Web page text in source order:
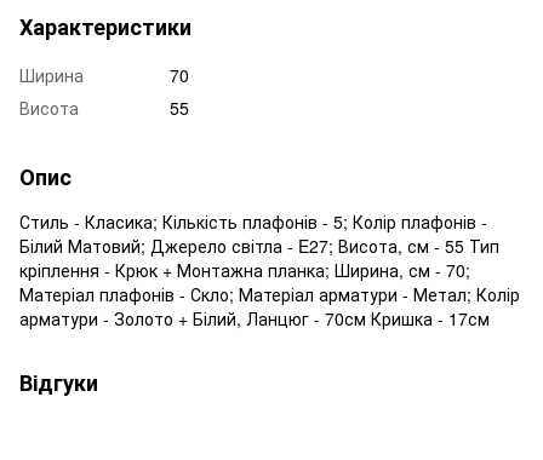
Характеристики
Ширина
70
Висота
55
Опис
Стиль - Класика; Кількість плафонів - 5; Колір плафонів -
Білий Матовий; Джерело світла - E27; Висота, см - 55 Тип
кріплення - Крюк + Монтажна планка; Ширина, см - 70;
Матеріал плафонів - Скло; Матеріал арматури - Метал; Колір
арматури - Золото + Білий, Ланцюг - 70см Кришка - 17см
Відгуки